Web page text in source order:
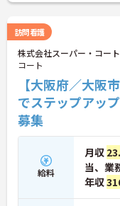
訪問看護
株式会社スーパー・コー
コート
【大阪府／大阪
でステップアッ
募集
給料
月収
当、業
年収